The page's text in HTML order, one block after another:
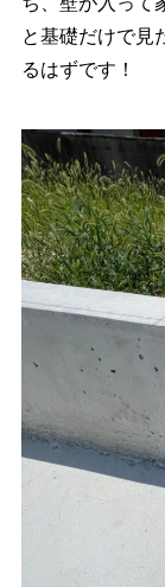
と基礎だけで見
るはずです！